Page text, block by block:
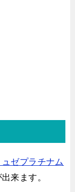
ュゼプラチナム
来ます。